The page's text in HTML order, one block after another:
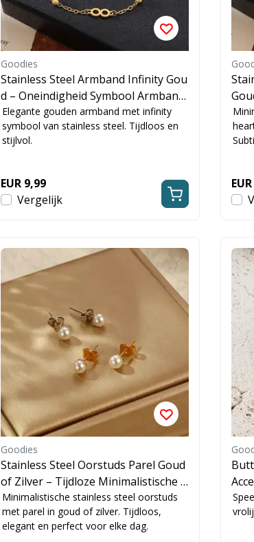
Goodies
Stainless Steel Armband Infinity Gou
d – Oneindigheid Symbool Armband
Dames
Elegante gouden armband met infinity
symbool van stainless steel. Tijdloos en
stijlvol.
EUR 9,99
Vergelijk
Goodies
Stainless Steel Oorstuds Parel Goud
of Zilver – Tijdloze Minimalistische S
tuds
Minimalistische stainless steel oorstuds
met parel in goud of zilver. Tijdloos,
elegant en perfect voor elke dag.